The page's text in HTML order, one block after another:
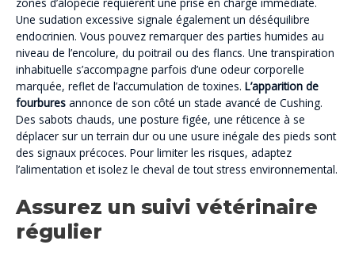
Une sudation excessive signale également un déséquilibre
endocrinien. Vous pouvez remarquer des parties humides au
niveau de l’encolure, du poitrail ou des flancs. Une transpiration
inhabituelle s’accompagne parfois d’une odeur corporelle
marquée, reflet de l’accumulation de toxines. L’apparition de
fourbures annonce de son côté un stade avancé de Cushing.
Des sabots chauds, une posture figée, une réticence à se
déplacer sur un terrain dur ou une usure inégale des pieds sont
des signaux précoces. Pour limiter les risques, adaptez
l’alimentation et isolez le cheval de tout stress environnemental.
Assurez un suivi vétérinaire
régulier